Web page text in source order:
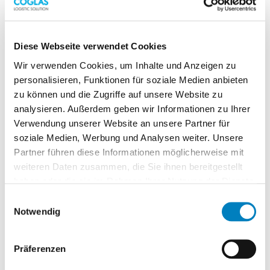
Diese Webseite verwendet Cookies
Wir verwenden Cookies, um Inhalte und Anzeigen zu
personalisieren, Funktionen für soziale Medien anbieten
zu können und die Zugriffe auf unsere Website zu
analysieren. Außerdem geben wir Informationen zu Ihrer
Verwendung unserer Website an unsere Partner für
soziale Medien, Werbung und Analysen weiter. Unsere
Partner führen diese Informationen möglicherweise mit
weiteren Daten zusammen, die Sie ihnen bereitgestellt
Notwendig
Präferenzen
Konzernen gerecht wird.
wir per Live-Einblendung für einen regen
Austausch mit den Teilnehmer:innen sorgen
werden. Außerdem präsentieren wir Ihnen in der
Session, wie Sie neben dem schnellen Change-
Prozess auch von anderen entscheidenden
Vorteilen wie zum Beispiel Multi-Order-
Kommissionierung, visueller Verpackungshilfe und
Jetzt kostenlos anmelden
Sie möchten mehr dazu erfahren? Dann sichern
Sie sich einen digitalen Platz und registrieren sich